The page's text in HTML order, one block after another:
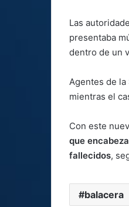
Las
presentaba
dentro de un
Agentes de
mientras el
Con este
que
fallecidos,
balacera